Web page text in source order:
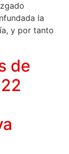
la
y por tanto
de